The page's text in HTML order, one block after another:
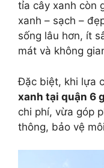
tỉa cây xanh còn
xanh – sạch –
sống lâu hơn, ít
mát và không
Đặc biệt, khi lựa
xanh tại quận 6
chi phí, vừa góp
thông, bảo vệ